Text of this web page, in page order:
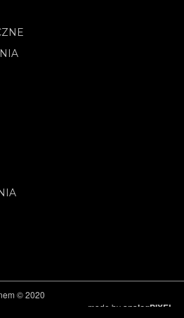
© 2020
made by analogPIXEL